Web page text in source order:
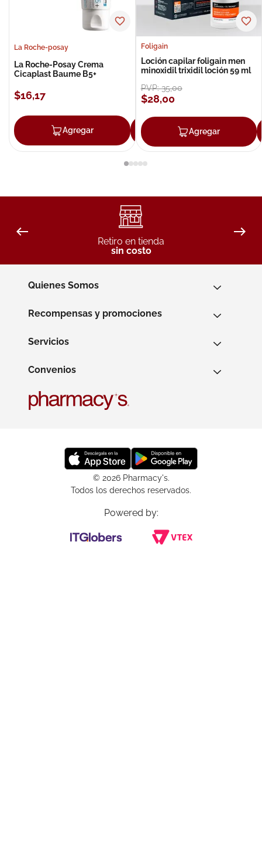
La Roche-posay
La Roche-Posay Crema
Cicaplast Baume B5+
$16,17
Agregar Agregar
Foligain
Loción capilar foligain men
minoxidil trixidil loción 59 ml
PVP:35,00
$28,00
Agregar
Retiro en tienda
sin costo
Quienes Somos
Recompensas y promociones
Servicios
Convenios
© 2026 Pharmacy's.
Todos los derechos reservados.
Powered by: